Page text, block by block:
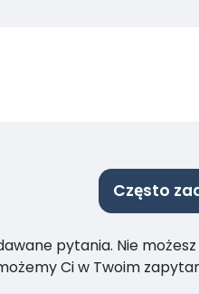
Często
pytania. Nie
Ci w Twoim